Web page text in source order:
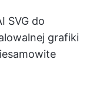
SVG do
grafiki